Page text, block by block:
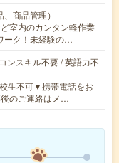
商品管理）
室内のカンタン軽作業
ーク！未経験の…
ンスキル不要 / 英語力不
生不可▼携帯電話をお
のご連絡はメ…